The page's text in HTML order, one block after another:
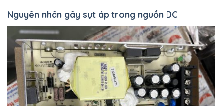
Nguyên nhân gây sụt áp trong nguồn DC